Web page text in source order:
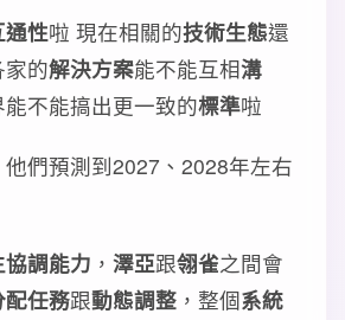
通性啦 現在相關的技術生態還
家的解決方案能不能互相溝
能不能搞出更一致的標準啦
們預測到2027、2028年左右
調能力 ， 澤亞跟翎雀之間會
配任務跟動態調整 ，整個系統